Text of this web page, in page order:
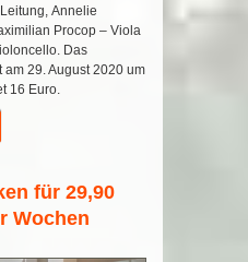
Annelie
Procop – Viola
Das
29. August 2020 um
16 Euro.
für 29,90
Wochen